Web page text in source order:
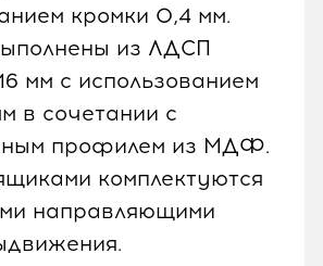
кромки 0,4 мм.
из ЛДСП
мм с использованием
в сочетании с
профилем из МДФ.
комплектуются
направляющими